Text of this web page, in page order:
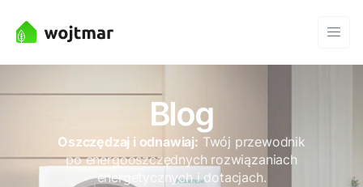
Blog
Oszczędzaj i odnawiaj: Twój przewodnik
po energooszczędnych rozwiązaniach
energetycznych i dotacjach.